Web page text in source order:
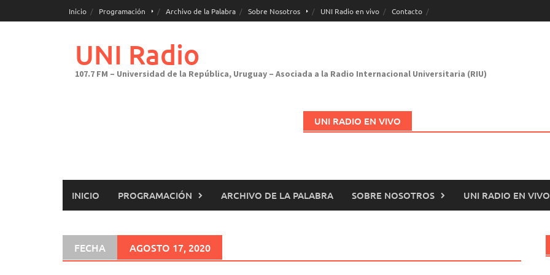
al
Inicio Programación Archivo de la Palabra Sobre Nosotros UNI Radio en vivo Contacto
UNI Radio
107.7 FM – Universidad de la República, Uruguay – Asociada a la Radio Internacional Universitaria (RIU)
UNI RADIO EN VIVO
INICIO PROGRAMACIÓN ARCHIVO DE LA PALABRA SOBRE NOSOTROS UNI RADIO EN VIVO
FECHA AGOSTO 17, 2020